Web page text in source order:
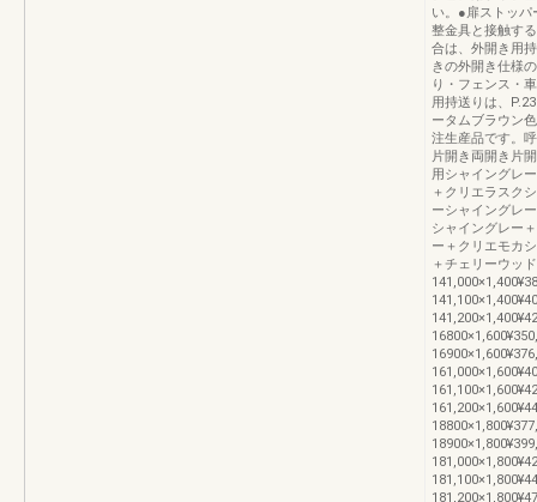
い。●扉ストッパ
整金具と接触す
合は、外開き用
きの外開き仕様
り・フェンス・
用持送りは、
ータムブラウン
注生産品です。
片開き両開き片
用シャイングレ
＋クリエラスク
ーシャイングレ
シャイングレー
ー＋クリエモカ
＋チェリーウッ